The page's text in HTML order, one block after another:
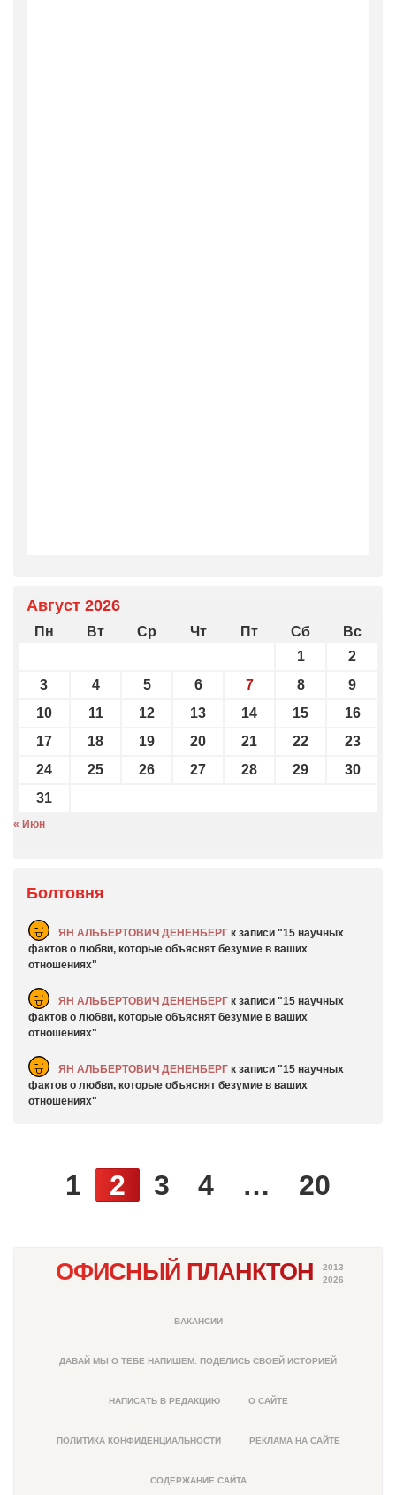
Август 2026
Пн Вт Ср Чт Пт Сб
Вс
1
2
3
4 5 6 7 8
9
10
11 12 13 14 15
16
17
18 19 20 21 22
23
24
25 26 27 28 29
30
31
« Июн
Болтовня
ЯН АЛЬБЕРТОВИЧ ДЕНЕНБЕРГ к записи
15 научных
фактов о любви, которые объяснят безумие в ваших
отношениях
ЯН АЛЬБЕРТОВИЧ ДЕНЕНБЕРГ к записи
15 научных
фактов о любви, которые объяснят безумие в ваших
отношениях
ЯН АЛЬБЕРТОВИЧ ДЕНЕНБЕРГ к записи
15 научных
фактов о любви, которые объяснят безумие в ваших
отношениях
1 2 3 4 … 20
ОФИСНЫЙ ПЛАНКТОН
2013
2026
ВАКАНСИИ
ДАВАЙ МЫ О ТЕБЕ НАПИШЕМ. ПОДЕЛИСЬ СВОЕЙ ИСТОРИЕЙ
НАПИСАТЬ В РЕДАКЦИЮ О САЙТЕ
ПОЛИТИКА КОНФИДЕНЦИАЛЬНОСТИ РЕКЛАМА НА САЙТЕ
СОДЕРЖАНИЕ САЙТА